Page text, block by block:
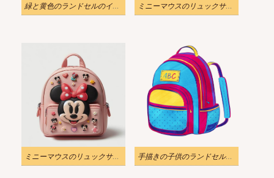
緑と黄色のランドセルのイラストPNG透過 ミニーマウスのリュックサック イラスト 3
ミニーマウスのリュックサック イラスト 4 手描きの子供のランドセルのイラスト PNG透過